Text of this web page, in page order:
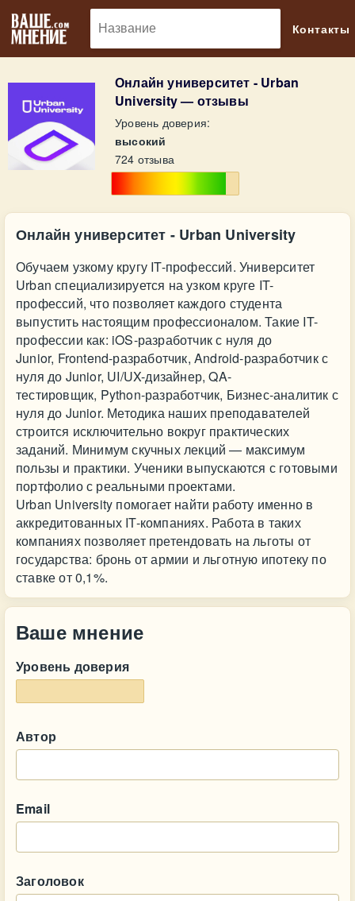
Контакты
Онлайн университет - Urban
University — отзывы
Уровень доверия:
высокий
724 отзыва
Онлайн университет - Urban University
Обучаем узкому кругу IT-профессий. Университет
Urban специализируется на узком круге IT-
профессий, что позволяет каждого студента
выпустить настоящим профессионалом. Такие IT-
профессии как: iOS-разработчик с нуля до
Junior, Frontend-разработчик, Android-разработчик с
нуля до Junior, UI/UX-дизайнер, QA-
тестировщик, Python-разработчик, Бизнес-аналитик с
нуля до Junior. Методика наших преподавателей
строится исключительно вокруг практических
заданий. Минимум скучных лекций — максимум
пользы и практики. Ученики выпускаются с готовыми
портфолио с реальными проектами.
Urban University помогает найти работу именно в
аккредитованных IT-компаниях. Работа в таких
компаниях позволяет претендовать на льготы от
государства: бронь от армии и льготную ипотеку по
ставке от 0,1%.
Ваше мнение
Уровень доверия
Автор
Email
Заголовок